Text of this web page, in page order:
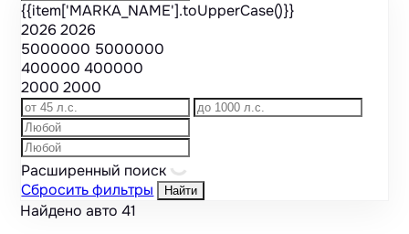
{{item['MARKA_NAME'].toUpperCase()}}
20262026
5000000 5000000
400000400000
20002000
Расширенный поиск
Сбросить фильтры
Найти
Найдено авто41